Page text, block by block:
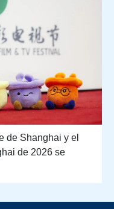
de Shanghai y el
de 2026 se